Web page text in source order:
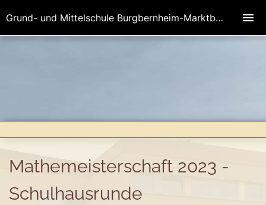
Mathemeisterschaft 2023 -
Schulhausrunde
Grund- und Mittelschule Burgbernheim-Marktbergel